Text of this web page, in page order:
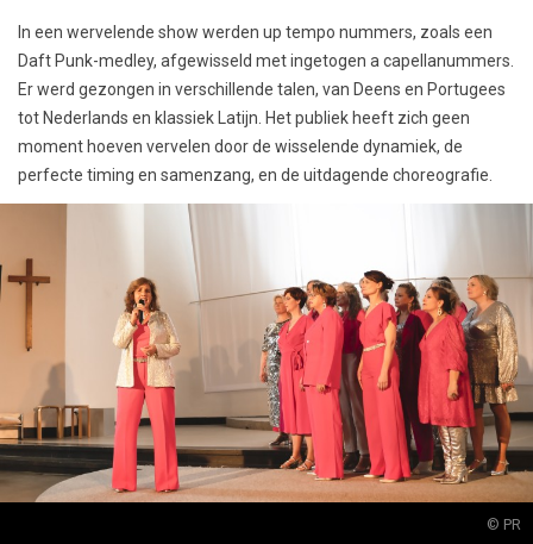
In een wervelende show werden up tempo nummers, zoals een
Daft Punk-medley, afgewisseld met ingetogen a capellanummers.
Er werd gezongen in verschillende talen, van Deens en Portugees
tot Nederlands en klassiek Latijn. Het publiek heeft zich geen
moment hoeven vervelen door de wisselende dynamiek, de
perfecte timing en samenzang, en de uitdagende choreografie.
© PR